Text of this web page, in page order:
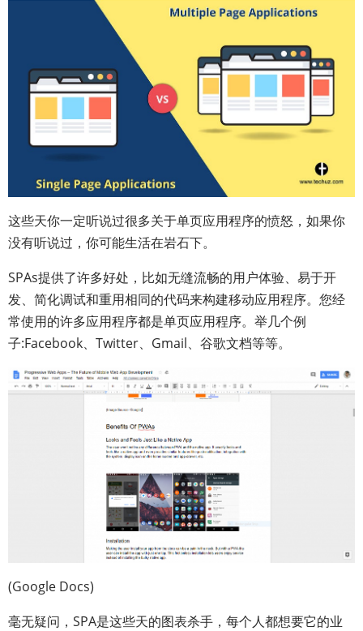
这些天你一定听说过很多关于单页应用程序的愤怒，如果你
没有听说过，你可能生活在岩石下。
SPAs提供了许多好处，比如无缝流畅的用户体验、易于开
发、简化调试和重用相同的代码来构建移动应用程序。您经
常使用的许多应用程序都是单页应用程序。举几个例
子:Facebook、Twitter、Gmail、谷歌文档等等。
(Google Docs)
毫无疑问，SPA是这些天的图表杀手，每个人都想要它的业